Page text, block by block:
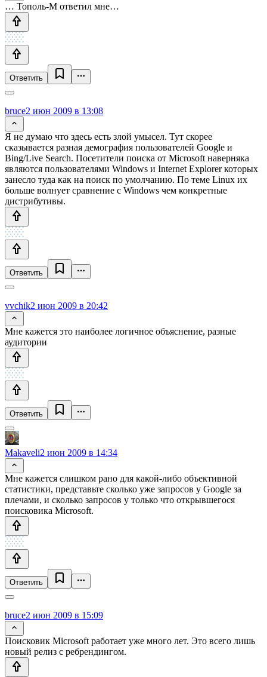
… Тополь-М ответил мне…
Ответить
bruce2 июн 2009 в 13:08
Я не думаю что здесь есть злой умысел. Тут скорее
сказывается разная демография пользователей Google и
Bing/Live Search. Посетители поиска от Microsoft наверняка
являются пользователями Windows и Internet Explorer которых
занесло туда как на поиск по умолчанию. По теме Linux их
больше волнует сравнение с Windows чем конкретные
дистрибутивы.
Ответить
vvchik2 июн 2009 в 20:42
Мне кажется это наиболее логичное объяснение, разные
аудитории
Ответить
Makaveli2 июн 2009 в 14:34
Мне кажется слишком рано для какой-либо объективной
статистики, представьте сколько уже запросов у Google за
плечами, и сколько запросов у только что открывшегося
поисковика Microsoft.
Ответить
bruce2 июн 2009 в 15:09
Поисковик Microsoft работает уже много лет. Это всего лишь
новый релиз с ребрендингом.